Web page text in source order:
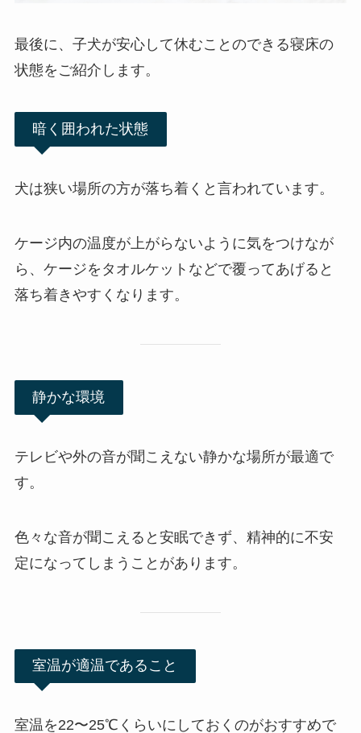
最後に、子犬が安心して休むことのできる寝床の
状態をご紹介します。
暗く囲われた状態
犬は狭い場所の方が落ち着くと言われています。
ケージ内の温度が上がらないように気をつけなが
ら、ケージをタオルケットなどで覆ってあげると
落ち着きやすくなります。
静かな環境
テレビや外の音が聞こえない静かな場所が最適で
す。
色々な音が聞こえると安眠できず、精神的に不安
定になってしまうことがあります。
室温が適温であること
室温を22〜25℃くらいにしておくのがおすすめで